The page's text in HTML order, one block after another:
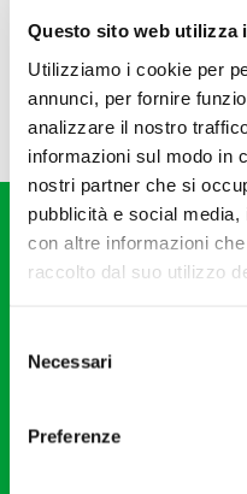
Questo sito web utilizza
Utilizziamo i cookie per
annunci, per fornire
analizzare il nostro
informazioni sul modo in
nostri partner che si
pubblicità e social
con altre informazioni
raccolto dal suo utilizzo
delNecessari
Preferenze
Fondazione I
Partita Iva 04410060158